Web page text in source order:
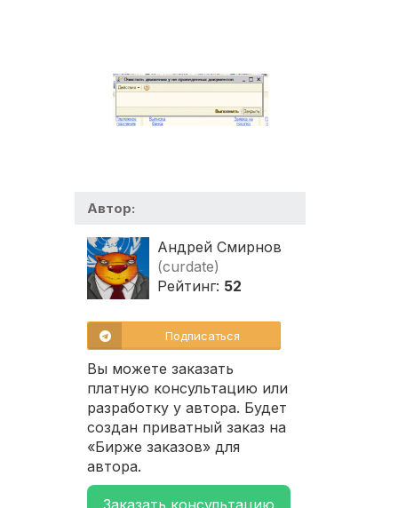
Автор:
Андрей Смирнов
(curdate)
Рейтинг: 52
Подписаться
Вы можете заказать
платную консультацию или
разработку у автора. Будет
создан приватный заказ на
«Бирже заказов» для
автора.